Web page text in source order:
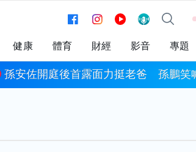
健康 體育 財經 影音 專題
孫安佐開庭後首露面力挺老爸 孫鵬笑